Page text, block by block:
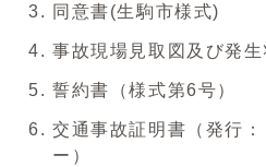
同意書(生駒市様式)
事故現場見取図及び発
誓約書（様式第6号）
交通事故証明書（発行
ー）